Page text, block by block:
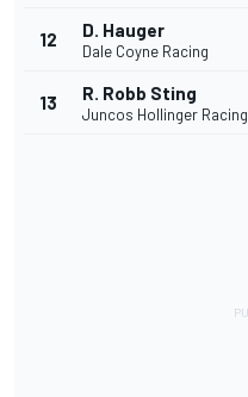
12 D. Hauger
Dale Coyne Racing
13 R. Robb Sting
Juncos Hollinger Racing